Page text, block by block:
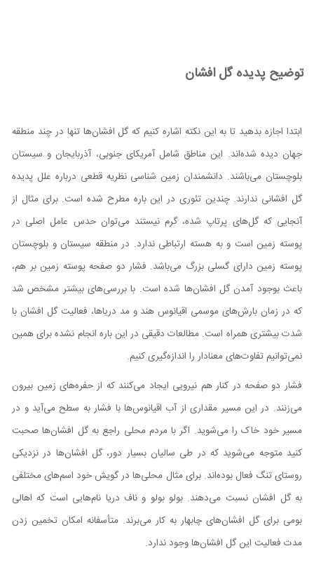
توضیح پدیده گل افشان‌
ابتدا اجازه بدهید تا به این نکته اشاره کنیم که گل افشان‌ها تنها در چند منطقه
جهان دیده شده‌اند. این مناطق شامل آمریکای جنوبی، آذربایجان و سیستان
بلوچستان می‌باشند. دانشمندان زمین شناسی نظریه قطعی درباره علل پدیده
گل افشانی ندارند. چندین تئوری در این باره مطرح شده است. برای مثال از
آنجایی که گل‌های پرتاپ شده، گرم نیستند می‌توان حدس عامل اصلی در
پوسته زمین است و به هسته ارتباطی ندارد. در منطقه سیستان و بلوچستان
پوسته زمین دارای گسلی بزرگ می‌باشد. فشار دو صفحه پوسته زمین بر هم،
باعث بوجود آمدن گل افشان‌ها شده است. با بررسی‌های بیشتر مشخص شد
که در زمان بارش‌های موسمی اقیانوس هند و مد دریاها، فعالیت گل افشان با
شدت بیشتری همراه است. مطالعات دقیقی در این باره انجام نشده برای همین
نمی‌توانیم تفاوت‌های معنادار را اندازه‌گیری کنیم.
فشار دو صفحه در کنار هم نیرویی ایجاد می‌کنند که از حفره‌های زمین بیرون
می‌زنند. در این مسیر مقداری از آب اقیانوس‌ها با فشار به سطح می‌آید و در
مسیر خود خاک را می‌شوید. اگر با مردم محلی راجع به گل افشان‌ها صحبت
کنید متوجه می‌شوید که در طی سالیان بسیار دور، گل افشان‌ها در نزدیکی
روستای تنگ فعال بوده‌اند. برای مثال محلی‌ها در گویش خود اسم‌های مختلفی
به گل افشان نسبت می‌دهند. بولو بولو و ناف دریا نام‌هایی است که اهالی
بومی برای گل افشان‌های چابهار به کار می‌برند. متأسفانه امکان تخمین زدن
مدت فعالیت این گل افشان‌ها وجود ندارد.